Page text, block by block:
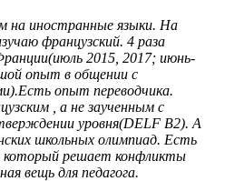
на иностранные языки. На
французский. 4 раза
2015, 2017; июнь-
опыт в общении с
опыт переводчика.
, а не заученным с
уровня(DELF B2). А
школьных олимпиад. Есть
который решает конфликты
вещь для педагога.